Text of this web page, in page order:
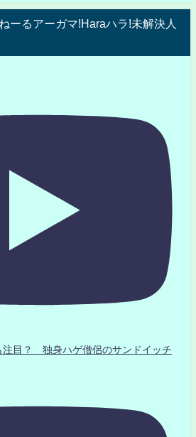
ーるアーガマ!Haraハラ!未解決人
注目？ 独身ハゲ僧侶のサンドイッチ